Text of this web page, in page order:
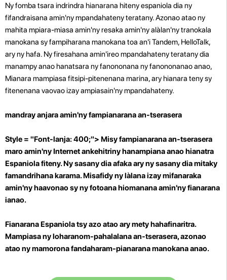
Ny fomba tsara indrindra hianarana hiteny espaniola dia ny
fifandraisana amin'ny mpandahateny teratany. Azonao atao ny
mahita mpiara-miasa amin'ny resaka amin'ny alàlan'ny tranokala
manokana sy fampiharana manokana toa an'i Tandem, HelloTalk,
ary ny hafa. Ny firesahana amin'ireo mpandahateny teratany dia
manampy anao hanatsara ny fanononana ny fanononanao anao,
Mianara mampiasa fitsipi-pitenenana marina, ary hianara teny sy
fitenenana vaovao izay ampiasain'ny mpandahateny.
mandray anjara amin'ny fampianarana an-tserasera
Style = "Font-lanja: 400;"> Misy fampianarana an-tserasera
maro amin'ny Internet ankehitriny hanampiana anao hianatra
Espaniola fiteny. Ny sasany dia afaka ary ny sasany dia mitaky
famandrihana karama. Misafidy ny làlana izay mifanaraka
amin'ny haavonao sy ny fotoana hiomanana amin'ny fianarana
ianao.
Fianarana Espaniola tsy azo atao ary mety hahafinaritra.
Mampiasa ny loharanom-pahalalana an-tserasera, azonao
atao ny mamorona fandaharam-pianarana manokana anao.